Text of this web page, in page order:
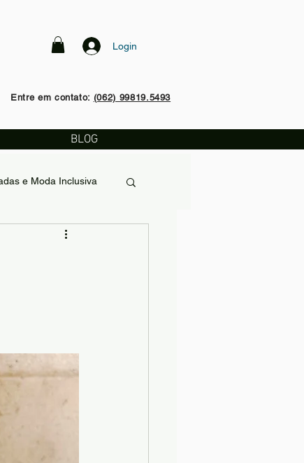
Login
Entre em contato: (062) 99819.5493
BLOG
e Moda Inclusiva